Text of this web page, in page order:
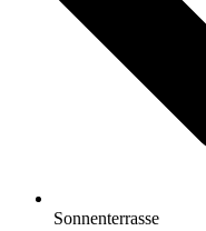
Sonnenterrasse